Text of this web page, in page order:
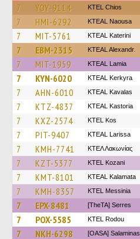
7 YOY-9114 KTEL Chios
7 HMI-6292 KTEAL Naousa
7 MIT-5761 KTEAL Katerini
7 EBM-2315 KTEAL Alexandr.
7 MIT-1959 KTEAL Lamia
7 KYN-6020 KTEAL Kerkyra
7 AHN-6010 KTEAL Kavalas
7 KTZ-4837 KTEAL Kastoria
7 KXZ-2574 KTEL Kos
7 PIT-9407 KTEAL Larissa
7 KMH-7741 ΚΤΕΛ Λακωνίας
7 KZT-5377 ΚΤΕL Kozani
7 KMT-8101 KTEAL Kalamata
7 KMH-8357 KTEL Messinia
7 EPX-8481 [TheTA] Serres
7 POX-5585 ΚΤΕL Rodou
7 NKH-6298 [OASA] Salaminas